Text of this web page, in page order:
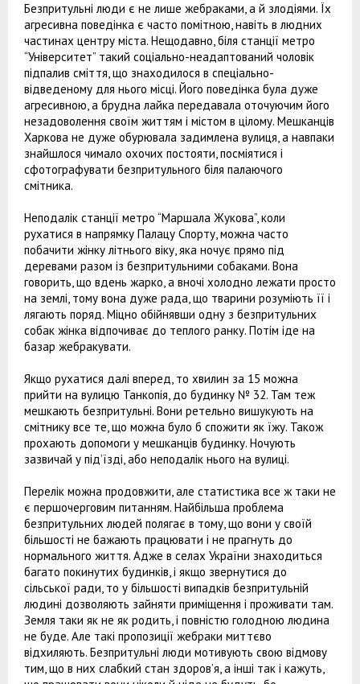
Безпритульні люди є не лише жебраками, а й злодіями. Їх
агресивна поведінка є часто помітною, навіть в людних
частинах центру міста. Нещодавно, біля станції метро
“Університет” такий соціально-неадаптований чоловік
підпалив сміття, що знаходилося в спеціально-
відведеному для нього місці. Його поведінка була дуже
агресивною, а брудна лайка передавала оточуючим його
незадоволення своїм життям і містом в цілому. Мешканців
Харкова не дуже обурювала задимлена вулиця, а навпаки
знайшлося чимало охочих постояти, посміятися і
сфотографувати безпритульного біля палаючого
смітника.
Неподалік станції метро “Маршала Жукова”, коли
рухатися в напрямку Палацу Спорту, можна часто
побачити жінку літнього віку, яка ночує прямо під
деревами разом із безпритульними собаками. Вона
говорить, що вдень жарко, а вночі холодно лежати просто
на землі, тому вона дуже рада, що тварини розуміють її і
лягають поряд. Міцно обійнявши одну з безпритульних
собак жінка відпочиває до теплого ранку. Потім іде на
базар жебракувати.
Якщо рухатися далі вперед, то хвилин за 15 можна
прийти на вулицю Танкопія, до будинку № 32. Там теж
мешкають безпритульні. Вони ретельно вишукують на
смітнику все те, що можна було б спожити як їжу. Також
прохають допомоги у мешканців будинку. Ночують
зазвичай у під’їзді, або неподалік нього на вулиці.
Перелік можна продовжити, але статистика все ж таки не
є першочерговим питанням. Найбільша проблема
безпритульних людей полягає в тому, що вони у своїй
більшості не бажають працювати і не прагнуть до
нормального життя. Адже в селах України знаходиться
багато покинутих будинків, і якщо звернутися до
сільської ради, то у більшості випадків безпритульній
людині дозволяють зайняти приміщення і проживати там.
Земля таки як не як родить, і повністю голодною людина
не буде. Але такі пропозиції жебраки миттєво
відхиляють. Безпритульні люди мотивують свою відмову
тим, що в них слабкий стан здоров’я, а інші так і кажуть,